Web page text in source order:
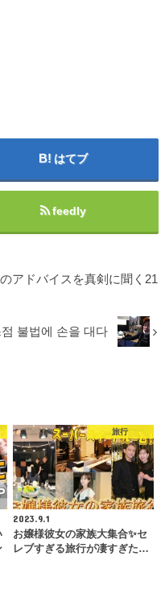
はてブ
feedly
アドバイスを真剣に聞く21
불법에 손을 대다
旅行
2023.9.1
お嬢様彼女の家族大集合✨セ
レブすぎる旅行が凄すぎた…